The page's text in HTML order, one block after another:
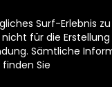
Surf-Erlebnis zu
für die Erstellung
Sämtliche
Sie